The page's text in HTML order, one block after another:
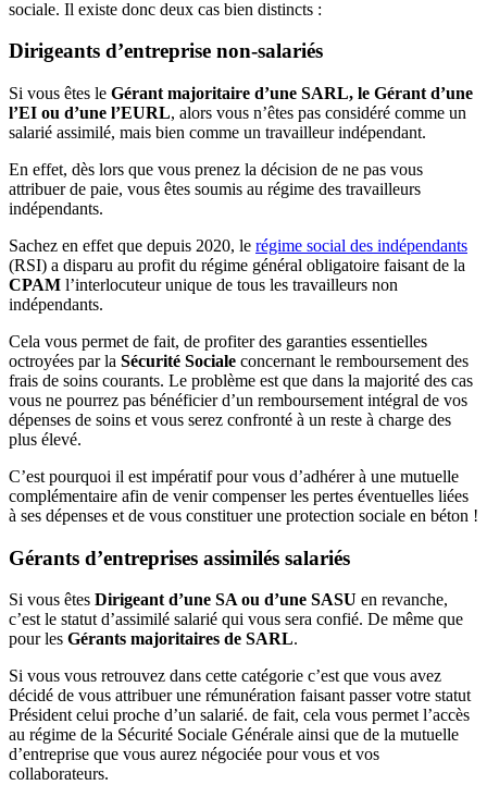
sociale. Il existe donc deux cas bien distincts :
Dirigeants d’entreprise non-salariés
Si vous êtes le Gérant majoritaire d’une SARL, le Gérant d’une
l’EI ou d’une l’EURL, alors vous n’êtes pas considéré comme un
salarié assimilé, mais bien comme un travailleur indépendant.
En effet, dès lors que vous prenez la décision de ne pas vous
attribuer de paie, vous êtes soumis au régime des travailleurs
indépendants.
Sachez en effet que depuis 2020, le régime social des indépendants
(RSI) a disparu au profit du régime général obligatoire faisant de la
CPAM l’interlocuteur unique de tous les travailleurs non
indépendants.
Cela vous permet de fait, de profiter des garanties essentielles
octroyées par la Sécurité Sociale concernant le remboursement des
frais de soins courants. Le problème est que dans la majorité des cas
vous ne pourrez pas bénéficier d’un remboursement intégral de vos
dépenses de soins et vous serez confronté à un reste à charge des
plus élevé.
C’est pourquoi il est impératif pour vous d’adhérer à une mutuelle
complémentaire afin de venir compenser les pertes éventuelles liées
à ses dépenses et de vous constituer une protection sociale en béton !
Gérants d’entreprises assimilés salariés
Si vous êtes Dirigeant d’une SA ou d’une SASU en revanche,
c’est le statut d’assimilé salarié qui vous sera confié. De même que
pour les Gérants majoritaires de SARL.
Si vous vous retrouvez dans cette catégorie c’est que vous avez
décidé de vous attribuer une rémunération faisant passer votre statut
Président celui proche d’un salarié. de fait, cela vous permet l’accès
au régime de la Sécurité Sociale Générale ainsi que de la mutuelle
d’entreprise que vous aurez négociée pour vous et vos
collaborateurs.